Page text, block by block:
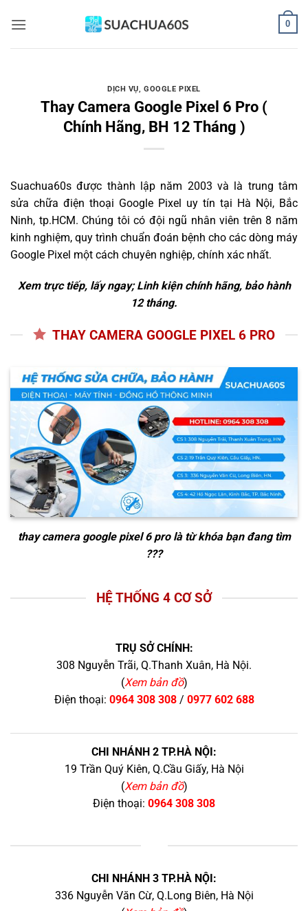
qua
0
DỊCH VỤ,GOOGLE PIXEL
Thay Camera Google Pixel 6 Pro (
Chính Hãng, BH 12 Tháng )
Suachua60s được thành lập năm 2003 và là trung tâm
sửa chữa điện thoại Google Pixel uy tín tại Hà Nội, Bắc
Ninh, tp.HCM. Chúng tôi có đội ngũ nhân viên trên 8 năm
kinh nghiệm, quy trình chuẩn đoán bệnh cho các dòng máy
Google Pixel một cách chuyên nghiệp, chính xác nhất.
Xem trực tiếp, lấy ngay; Linh kiện chính hãng, bảo hành
12 tháng.
THAY CAMERA GOOGLE PIXEL 6 PRO
thay camera google pixel 6 prolà từ khóa bạn đang tìm
???
HỆ THỐNG 4 CƠ SỞ
TRỤ SỞ CHÍNH:
308 Nguyễn Trãi, Q.Thanh Xuân, Hà Nội.
(Xem bản đồ)
Điện thoại: 0964 308 308/ 0977 602 688
CHI NHÁNH 2 TP.HÀ NỘI:
19 Trần Quý Kiên, Q.Cầu Giấy, Hà Nội
(Xem bản đồ)
Điện thoại: 0964 308 308
CHI NHÁNH 3 TP.HÀ NỘI:
336 Nguyễn Văn Cừ, Q.Long Biên, Hà Nội